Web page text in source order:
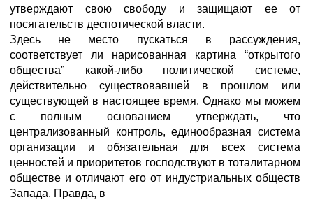
утверждают свою свободу и защищают ее от
посягательств деспотической власти.
Здесь не место пускаться в рассуждения,
соответствует ли нарисованная картина “открытого
общества” какой-либо политической системе,
действительно существовавшей в прошлом или
существующей в настоящее время. Однако мы можем
с полным основанием утверждать, что
централизованный контроль, единообразная система
организации и обязательная для всех система
ценностей и приоритетов господствуют в тоталитарном
обществе и отличают его от индустриальных обществ
Запада. Правда, в